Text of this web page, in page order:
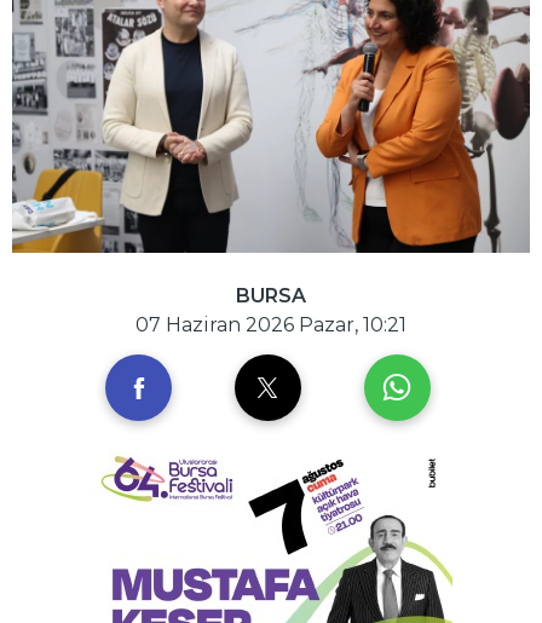
BURSA
07 Haziran 2026 Pazar, 10:21